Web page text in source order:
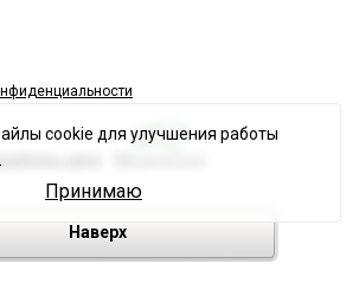
сайта
Наверх
cookie для улучшения работы
Принимаю